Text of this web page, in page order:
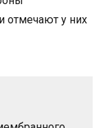
отмечают у них